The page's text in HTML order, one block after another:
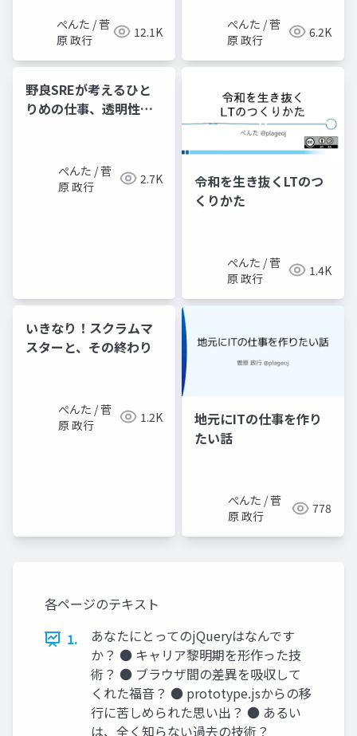
ぺんた / 菅
原 政行
12.1K
ぺんた / 菅
原 政行
6.2K
野良SREが考えるひと
りめの仕事、透明性の
ぺんた / 菅
原 政行
2.7K
令和を生き抜くLTのつ
くりかた
ぺんた / 菅
原 政行
1.4K
いきなり！スクラムマ
スターと、その終わり
ぺんた / 菅
原 政行
1.2K
地元にITの仕事を作り
たい話
ぺんた / 菅
原 政行
778
各ページのテキスト
1.
あなたにとってのjQueryはなんです
か？ ● キャリア黎明期を形作った技
術？ ● ブラウザ間の差異を吸収して
くれた福音？ ● prototype.jsからの移
行に苦しめられた思い出？ ● あるい
は、全く知らない過去の技術？